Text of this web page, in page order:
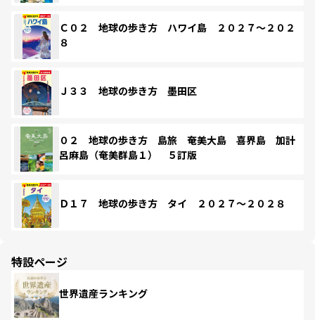
Ｃ０２ 地球の歩き方 ハワイ島 ２０２７～２０２
８
Ｊ３３ 地球の歩き方 墨田区
０２ 地球の歩き方 島旅 奄美大島 喜界島 加計
呂麻島（奄美群島１） ５訂版
Ｄ１７ 地球の歩き方 タイ ２０２７～２０２８
特設ページ
世界遺産ランキング